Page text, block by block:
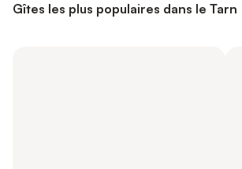
Gîtes les plus populaires dans le Tarn